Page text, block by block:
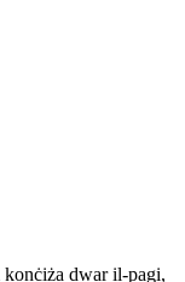
dwar il-pagi,